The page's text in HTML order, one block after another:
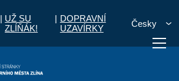
| UŽ SU
ZLÍŇÁK!
| DOPRAVNÍ
UZAVÍRKY
Česky